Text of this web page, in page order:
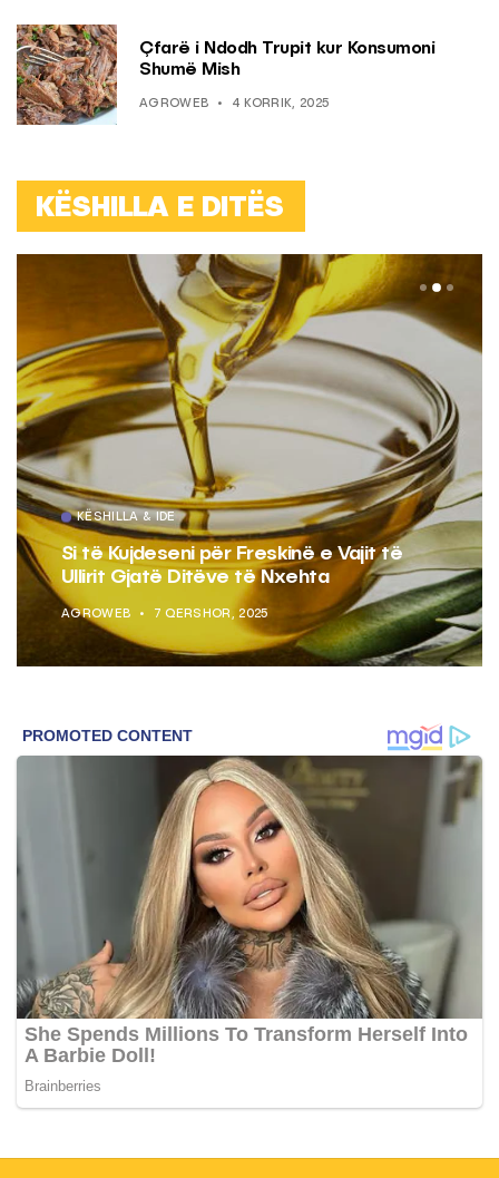
Çfarë i Ndodh Trupit kur Konsumoni
Shumë Mish
AGROWEB 4 KORRIK, 2025
KËSHILLA E DITËS
KËSHILLA & IDE
Si të Kujdeseni për Freskinë e Vajit të
Ullirit Gjatë Ditëve të Nxehta
AGROWEB 7 QERSHOR, 2025